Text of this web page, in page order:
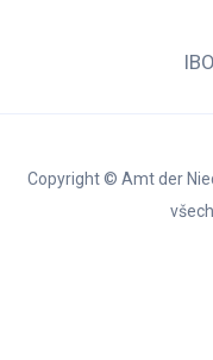
Copyright © Amt der